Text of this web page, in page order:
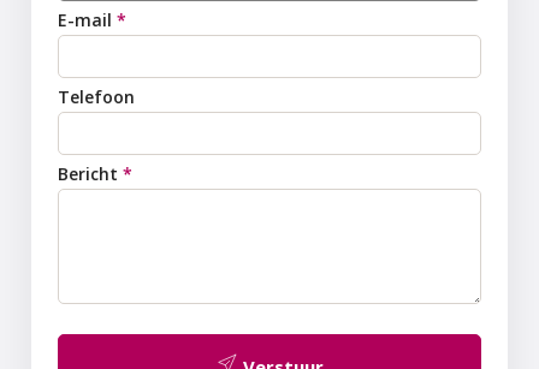
E-mail *
Telefoon
Bericht *